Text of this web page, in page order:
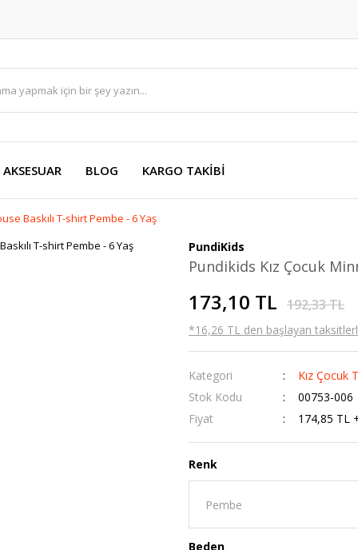
AKSESUAR BLOG KARGO TAKİBİ
Baskılı T-shirt Pembe - 6 Yaş
PundiKids
Pundikids Kız Çocuk
173,10 TL 192,33 TL
*16,26 TL den başlayan
Kategori
Kız Çocuk
Stok Kodu
00753-006
Fiyat
174,85 TL
Renk
Beden